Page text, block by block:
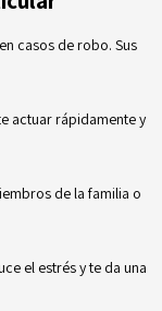
casos de robo. Sus
actuar rápidamente y
de la familia o
el estrés y te da una